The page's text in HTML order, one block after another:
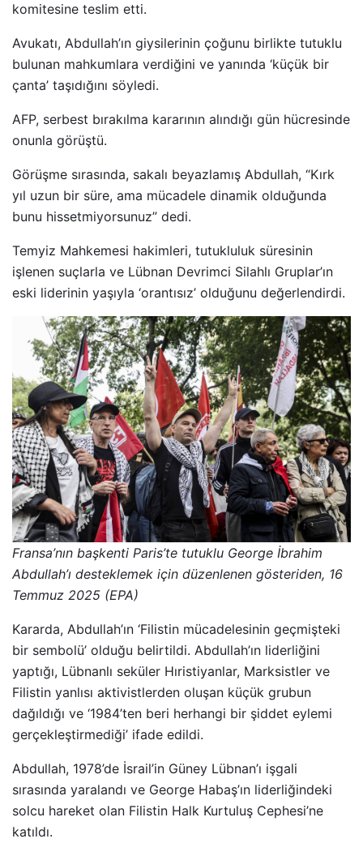
komitesine teslim etti.
Avukatı, Abdullah’ın giysilerinin çoğunu birlikte tutuklu
bulunan mahkumlara verdiğini ve yanında ‘küçük bir
çanta’ taşıdığını söyledi.
AFP, serbest bırakılma kararının alındığı gün hücresinde
onunla görüştü.
Görüşme sırasında, sakalı beyazlamış Abdullah, “Kırk
yıl uzun bir süre, ama mücadele dinamik olduğunda
bunu hissetmiyorsunuz” dedi.
Temyiz Mahkemesi hakimleri, tutukluluk süresinin
işlenen suçlarla ve Lübnan Devrimci Silahlı Gruplar’ın
eski liderinin yaşıyla ‘orantısız’ olduğunu değerlendirdi.
Fransa’nın başkenti Paris’te tutuklu George İbrahim
Abdullah’ı desteklemek için düzenlenen gösteriden, 16
Temmuz 2025 (EPA)
Kararda, Abdullah’ın ‘Filistin mücadelesinin geçmişteki
bir sembolü’ olduğu belirtildi. Abdullah’ın liderliğini
yaptığı, Lübnanlı seküler Hıristiyanlar, Marksistler ve
Filistin yanlısı aktivistlerden oluşan küçük grubun
dağıldığı ve ‘1984’ten beri herhangi bir şiddet eylemi
gerçekleştirmediği’ ifade edildi.
Abdullah, 1978’de İsrail’in Güney Lübnan’ı işgali
sırasında yaralandı ve George Habaş’ın liderliğindeki
solcu hareket olan Filistin Halk Kurtuluş Cephesi’ne
katıldı.